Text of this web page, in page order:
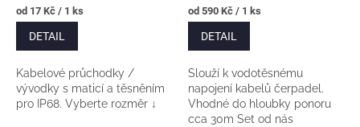
Měrná
cena:
od 17 Kč / 1 ks
DETAIL
Kabelové průchodky /
vývodky s maticí a těsněním
pro IP68. Vyberte rozměr ↓
Měrná
cena:
od 590 Kč / 1 ks
DETAIL
Slouží k vodotěsnému
napojení kabelů čerpadel.
Vhodné do hloubky ponoru
cca 30m Set od nás